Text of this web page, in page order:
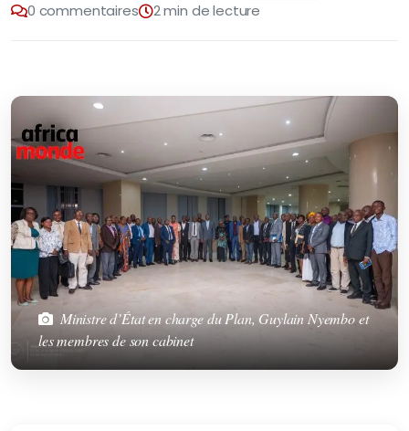
0 commentaires
2 min de lecture
Ministre d’État en charge du Plan, Guylain Nyembo et
les membres de son cabinet